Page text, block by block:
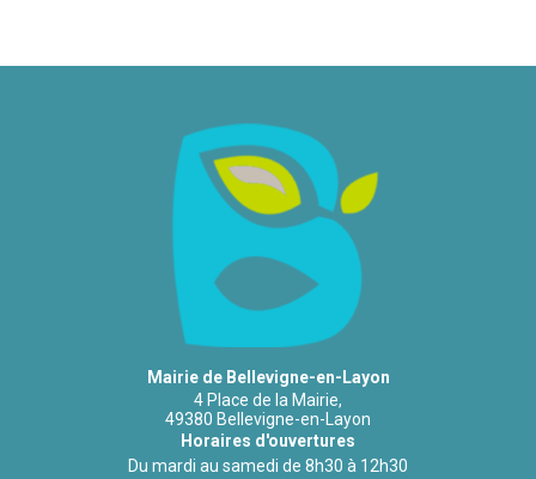
Mairie de Bellevigne-en-Layon
4 Place de la Mairie,
49380 Bellevigne-en-Layon
Horaires d'ouvertures
Du mardi au samedi de 8h30 à 12h30